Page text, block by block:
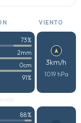
VIENTO
73%
2mm
0cm
91%
3km/h
1019 hPa
88%